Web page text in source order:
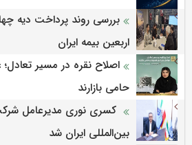
بررسی روند پرداخت دیه
اربعین بیمه ایران
اصلاح نقره در مسیر
حامی بازارند
کسری نوری مدیرعامل
بین‌المللی ایران شد